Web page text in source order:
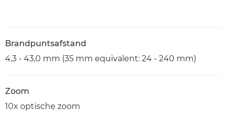
Brandpuntsafstand
4,3 - 43,0 mm (35 mm equivalent: 24 - 240 mm)
Zoom
10x optische zoom